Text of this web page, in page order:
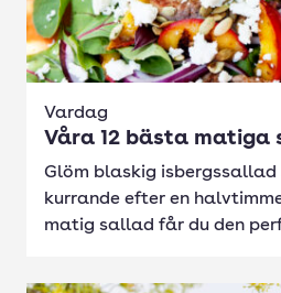
Vardag
Våra 12 bästa matiga
Glöm blaskig isbergssallad
kurrande efter en
matig sallad får du den